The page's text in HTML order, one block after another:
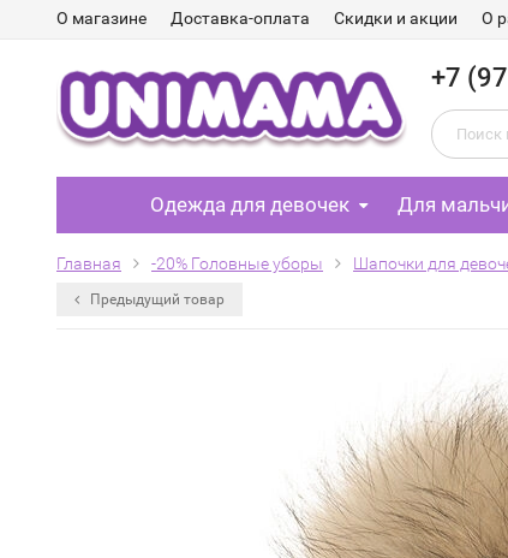
О магазине Доставка-оплата Скидки и акции О
+7
Одежда для девочек Для
Главная -20% Головные уборы Шапочки для
Предыдущий товар